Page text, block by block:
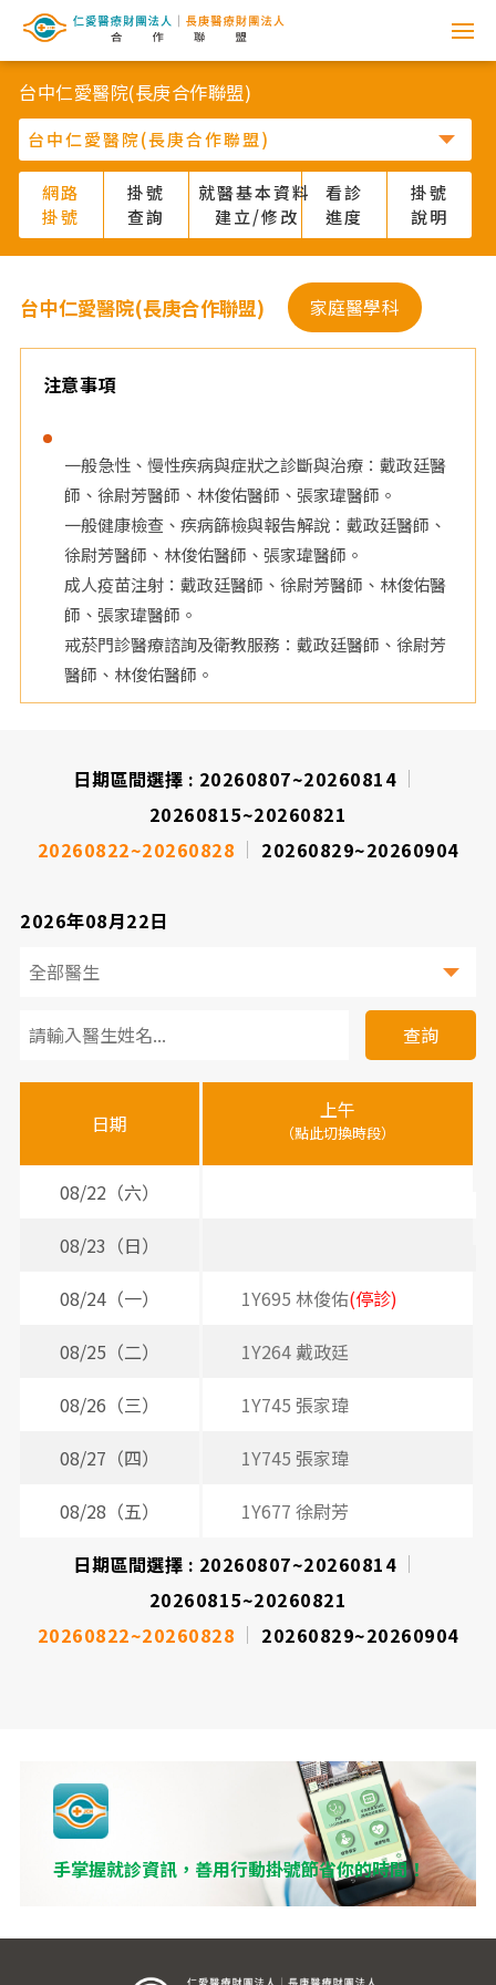
網
路
掛
號
系
統
-
仁
愛
台中仁愛醫院(長庚合作聯盟)
網路
掛號
掛號
查詢
就醫基本資料
建立/修改
看診
進度
掛號
說明
台中仁愛醫院(長庚合作聯盟) 家庭醫學科
注意事項
一般急性、慢性疾病與症狀之診斷與治療：戴政廷醫
師、徐尉芳醫師、林俊佑醫師、張家瑋醫師。
一般健康檢查、疾病篩檢與報告解說：戴政廷醫師、
徐尉芳醫師、林俊佑醫師、張家瑋醫師。
成人疫苗注射：戴政廷醫師、徐尉芳醫師、林俊佑醫
師、張家瑋醫師。
戒菸門診醫療諮詢及衛教服務：戴政廷醫師、徐尉芳
醫師、林俊佑醫師。
日期區間選擇 : 20260807~20260814
20260815~20260821
20260822~20260828
20260829~20260904
2026年08月22日
診
醫
時
查詢
日期
上午
（點此切換時段）
08/22（六）
08/23（日）
08/24（一）
1Y695 林俊佑(停診)
08/25（二）
1Y264 戴政廷
08/26（三）
1Y745 張家瑋
08/27（四）
1Y745 張家瑋
08/28（五）
1Y677 徐尉芳
日期區間選擇 : 20260807~20260814
20260815~20260821
20260822~20260828
20260829~20260904
手掌握就診資訊，善用行動掛號節省你的時間！